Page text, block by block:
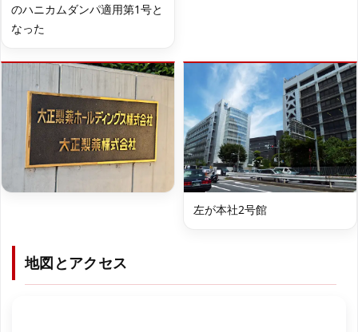
のハニカムダンパ適用第1号と
なった
左が本社2号館
地図とアクセス